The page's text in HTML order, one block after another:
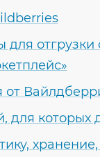
отгрузки
от
для которых